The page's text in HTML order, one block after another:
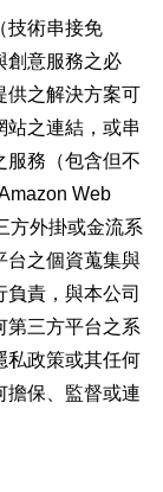
技術串接免
創意服務之必
供之解決方案可
站之連結，或串
服務（包含但不
Web
方外掛或金流系
台之個資蒐集與
負責，與本公司
第三方平台之系
私政策或其任何
擔保、監督或連